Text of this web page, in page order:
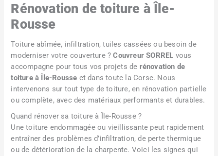
Rénovation de toiture à Île-
Rousse
Toiture abîmée, infiltration, tuiles cassées ou besoin de
moderniser votre couverture ?Couvreur SORREL vous
accompagne pour tous vos projets de rénovation de
toiture à Île-Rousse et dans toute la Corse. Nous
intervenons sur tout type de toiture, en rénovation partielle
ou complète, avec des matériaux performants et durables.
Quand rénover sa toiture à Île-Rousse ?
Une toiture endommagée ou vieillissante peut rapidement
entraîner des problèmes d’infiltration, de perte thermique
ou de détérioration de la charpente. Voici les signes qui